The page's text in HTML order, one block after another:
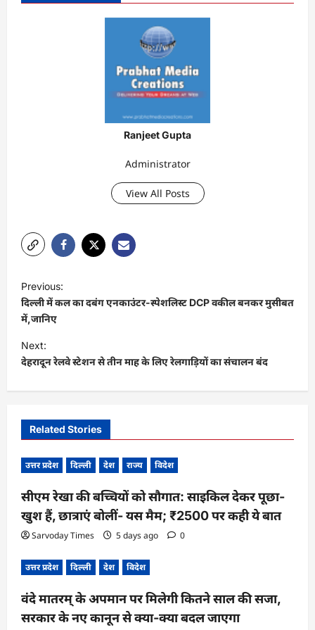
Ranjeet Gupta
Administrator
View All Posts
o
s
t
n
a
a
t
i
o
n
Previous:
दिल्ली में कल का दबंग एनकाउंटर-स्पेशलिस्ट DCP वकील बनकर मुसीबत
में,जानिए
Next:
देहरादून रेलवे स्टेशन से तीन माह के लिए रेलगाड़ियों का संचालन बंद
Related Stories
उत्तर प्रदेश दिल्ली देश राज्य विदेश
सीएम रेखा की बच्चियों को सौगात: साइकिल देकर पूछा-
खुश हैं, छात्राएं बोलीं- यस मैम; ₹2500 पर कही ये बात
Sarvoday Times 5 days ago 0
उत्तर प्रदेश दिल्ली देश विदेश
वंदे मातरम् के अपमान पर मिलेगी कितने साल की सजा,
सरकार के नए कानून से क्या-क्या बदल जाएगा